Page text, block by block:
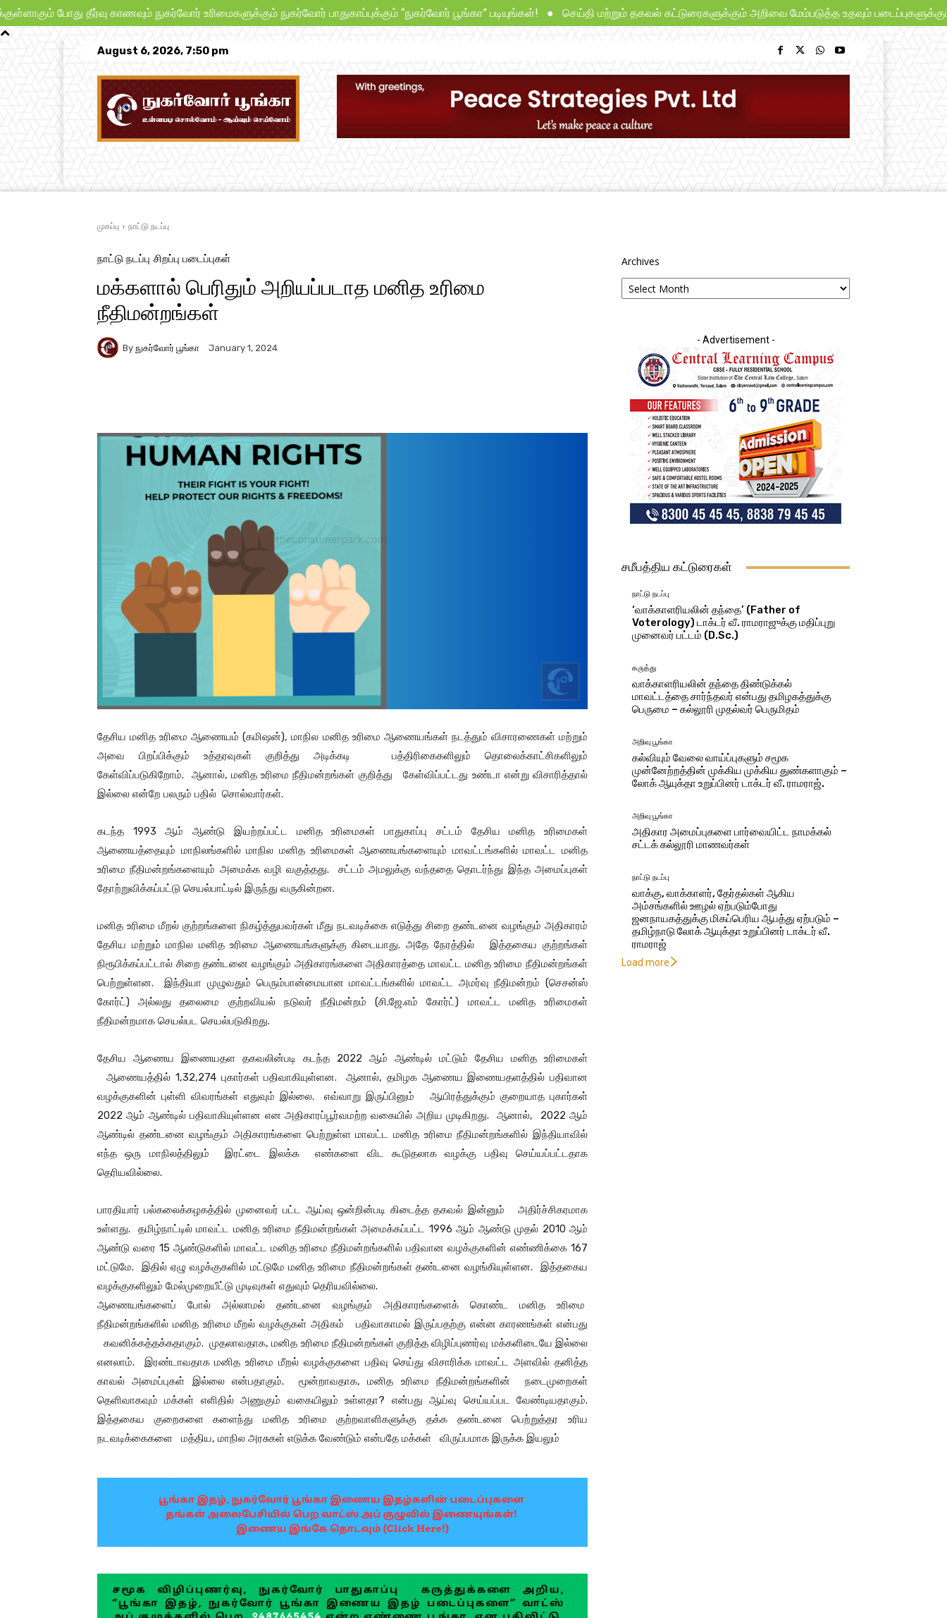
போது தீர்வு காணவும் நுகர்வோர் உரிமைகளுக்கும் நுகர்வோர் பாதுகாப்புக்கும் “நுகர்வோர் பூங்கா” படியுங்கள்! ● செய்தி மற்றும் தகவல் கட்டுரைகளுக்கும் அறிவை மேம்படுத்த உதவும்
August 6, 2026, 7:50 pm
முகப்பு நாட்டு நடப்பு
நாட்டு நடப்பு சிறப்பு படைப்புகள்
மக்களால் பெரிதும் அறியப்படாத மனித உரிமை
நீதிமன்றங்கள்
By நுகர்வோர் பூங்கா January 1, 2024
தேசிய மனித உரிமை ஆணையம் (கமிஷன்), மாநில மனித உரிமை ஆணையங்கள் நடத்தும் விசாரணைகள் மற்றும்
அவை பிறப்பிக்கும் உத்தரவுகள் குறித்து அடிக்கடி பத்திரிகைகளிலும் தொலைக்காட்சிகளிலும்
கேள்விப்படுகிறோம். ஆனால், மனித உரிமை நீதிமன்றங்கள் குறித்து கேள்விப்பட்டது உண்டா என்று விசாரித்தால்
இல்லை என்றே பலரும் பதில் சொல்வார்கள்.
கடந்த 1993 ஆம் ஆண்டு இயற்றப்பட்ட மனித உரிமைகள் பாதுகாப்பு சட்டம் தேசிய மனித உரிமைகள்
ஆணையத்தையும் மாநிலங்களில் மாநில மனித உரிமைகள் ஆணையங்களையும் மாவட்டங்களில் மாவட்ட மனித
உரிமை நீதிமன்றங்களையும் அமைக்க வழி வகுத்தது. சட்டம் அமலுக்கு வந்ததை தொடர்ந்து இந்த அமைப்புகள்
தோற்றுவிக்கப்பட்டு செயல்பாட்டில் இருந்து வருகின்றன.
மனித உரிமை மீறல் குற்றங்களை நிகழ்த்துபவர்கள் மீது நடவடிக்கை எடுத்து சிறை தண்டனை வழங்கும் அதிகாரம்
தேசிய மற்றும் மாநில மனித உரிமை ஆணையங்களுக்கு கிடையாது. அதே நேரத்தில் இத்தகைய குற்றங்கள்
நிரூபிக்கப்பட்டால் சிறை தண்டனை வழங்கும் அதிகாரங்களை அதிகாரத்தை மாவட்ட மனித உரிமை நீதிமன்றங்கள்
பெற்றுள்ளன. இந்தியா முழுவதும் பெரும்பான்மையான மாவட்டங்களில் மாவட்ட அமர்வு நீதிமன்றம் (செசன்ஸ்
கோர்ட்) அல்லது தலைமை குற்றவியல் நடுவர் நீதிமன்றம் (சி.ஜே.எம் கோர்ட்) மாவட்ட மனித உரிமைகள்
நீதிமன்றமாக செயல்பட செயல்படுகிறது.
தேசிய ஆணைய இணையதள தகவலின்படி கடந்த 2022 ஆம் ஆண்டில் மட்டும் தேசிய மனித உரிமைகள்
ஆணையத்தில் 1,32,274 புகார்கள் பதிவாகியுள்ளன. ஆனால், தமிழக ஆணைய இணையதளத்தில் பதிவான
வழக்குகளின் புள்ளி விவரங்கள் எதுவும் இல்லை. எவ்வாறு இருப்பினும் ஆயிரத்துக்கும் குறையாத புகார்கள்
2022 ஆம் ஆண்டில் பதிவாகியுள்ளன என அதிகாரப்பூர்வமற்ற வகையில் அறிய முடிகிறது. ஆனால், 2022 ஆம்
ஆண்டில் தண்டனை வழங்கும் அதிகாரங்களை பெற்றுள்ள மாவட்ட மனித உரிமை நீதிமன்றங்களில் இந்தியாவில்
எந்த ஒரு மாநிலத்திலும் இரட்டை இலக்க எண்களை விட கூடுதலாக வழக்கு பதிவு செய்யப்பட்டதாக
தெரியவில்லை.
பாரதியார் பல்கலைக்கழகத்தில் முனைவர் பட்ட ஆய்வு ஒன்றின்படி கிடைத்த தகவல் இன்னும் அதிர்ச்சிகரமாக
உள்ளது. தமிழ்நாட்டில் மாவட்ட மனித உரிமை நீதிமன்றங்கள் அமைக்கப்பட்ட 1996 ஆம் ஆண்டு முதல் 2010 ஆம்
ஆண்டு வரை 15 ஆண்டுகளில் மாவட்ட மனித உரிமை நீதிமன்றங்களில் பதிவான வழக்குகளின் எண்ணிக்கை 167
மட்டுமே. இதில் ஏழு வழக்குகளில் மட்டுமே மனித உரிமை நீதிமன்றங்கள் தண்டனை வழங்கியுள்ளன. இத்தகைய
வழக்குகளிலும் மேல்முறையீட்டு முடிவுகள் எதுவும் தெரியவில்லை.
ஆணையங்களைப் போல் அல்லாமல் தண்டனை வழங்கும் அதிகாரங்களைக் கொண்ட மனித உரிமை
நீதிமன்றங்களில் மனித உரிமை மீறல் வழக்குகள் அதிகம் பதிவாகாமல் இருப்பதற்கு என்ன காரணங்கள் என்பது
கவனிக்கத்தக்கதாகும். முதலாவதாக, மனித உரிமை நீதிமன்றங்கள் குறித்த விழிப்புணர்வு மக்களிடையே இல்லை
எனலாம். இரண்டாவதாக மனித உரிமை மீறல் வழக்குகளை பதிவு செய்து விசாரிக்க மாவட்ட அளவில் தனித்த
காவல் அமைப்புகள் இல்லை என்பதாகும். மூன்றாவதாக, மனித உரிமை நீதிமன்றங்களின் நடைமுறைகள்
தெளிவாகவும் மக்கள் எளிதில் அணுகும் வகையிலும் உள்ளதா? என்பது ஆய்வு செய்யப்பட வேண்டியதாகும்.
இத்தகைய குறைகளை களைந்து மனித உரிமை குற்றவாளிகளுக்கு தக்க தண்டனை பெற்றுத்தர உரிய
நடவடிக்கைகளை மத்திய, மாநில அரசுகள் எடுக்க வேண்டும் என்பதே மக்கள் விருப்பமாக இருக்க இயலும்
Archives
- Advertisement -
சமீபத்திய கட்டுரைகள்
நாட்டு நடப்பு
‘வாக்காளரியலின் தந்தை’ (Father of
Voterology) டாக்டர் வீ. ராமராஜுக்கு மதிப்புறு
முனைவர் பட்டம் (D.Sc.)
கருத்து
வாக்காளரியலின் தந்தை திண்டுக்கல்
மாவட்டத்தை சார்ந்தவர் என்பது தமிழகத்துக்கு
பெருமை – கல்லூரி முதல்வர் பெருமிதம்
அறிவு பூங்கா
கல்வியும் வேலை வாய்ப்புகளும் சமூக
முன்னேற்றத்தின் முக்கிய முக்கிய துண்களாகும் –
லோக் ஆயுக்தா உறுப்பினர் டாக்டர் வீ. ராமராஜ்.
அறிவு பூங்கா
அதிகார அமைப்புகளை பார்வையிட்ட நாமக்கல்
சட்டக் கல்லூரி மாணவர்கள்
நாட்டு நடப்பு
வாக்கு, வாக்காளர், தேர்தல்கள் ஆகிய
அம்சங்களில் ஊழல் ஏற்படும்போது
ஜனநாயகத்துக்கு மிகப்பெரிய ஆபத்து ஏற்படும் –
தமிழ்நாடு லோக் ஆயுக்தா உறுப்பினர் டாக்டர் வீ.
ராமராஜ்
Load more